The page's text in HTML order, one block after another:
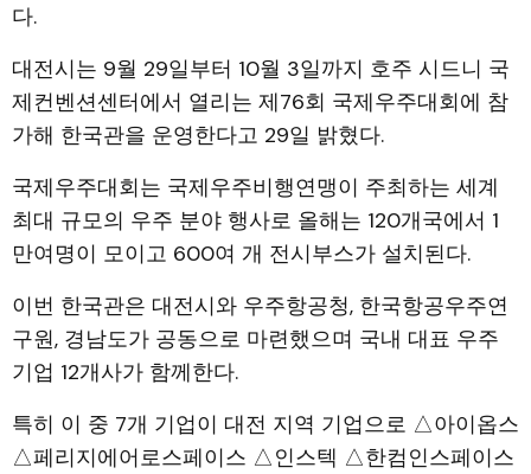
다.
대전시는 9월 29일부터 10월 3일까지 호주 시드니 국
제컨벤션센터에서 열리는 제76회 국제우주대회에 참
가해 한국관을 운영한다고 29일 밝혔다.
국제우주대회는 국제우주비행연맹이 주최하는 세계
최대 규모의 우주 분야 행사로 올해는 120개국에서 1
만여명이 모이고 600여 개 전시부스가 설치된다.
이번 한국관은 대전시와 우주항공청, 한국항공우주연
구원, 경남도가 공동으로 마련했으며 국내 대표 우주
기업 12개사가 함께한다.
특히 이 중 7개 기업이 대전 지역 기업으로 △아이옵스
△페리지에어로스페이스 △인스텍 △한컴인스페이스